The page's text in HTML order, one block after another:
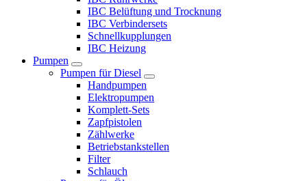
IBC Belüftung und Trocknung
IBC Verbindersets
Schnellkupplungen
IBC Heizung
Pumpen
Pumpen für Diesel
Handpumpen
Elektropumpen
Komplett-Sets
Zapfpistolen
Zählwerke
Betriebstankstellen
Filter
Schlauch